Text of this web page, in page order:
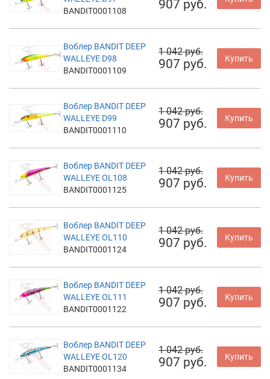
BANDIT0001108
907 руб.
Воблер BANDIT DEEP
WALLEYE D98
BANDIT0001109
1 042 руб.
907 руб. Купить
Воблер BANDIT DEEP
WALLEYE D99
BANDIT0001110
1 042 руб.
907 руб. Купить
Воблер BANDIT DEEP
WALLEYE OL108
BANDIT0001125
1 042 руб.
907 руб. Купить
Воблер BANDIT DEEP
WALLEYE OL110
BANDIT0001124
1 042 руб.
907 руб. Купить
Воблер BANDIT DEEP
WALLEYE OL111
BANDIT0001122
1 042 руб.
907 руб. Купить
Воблер BANDIT DEEP
WALLEYE OL120
BANDIT0001134
1 042 руб.
907 руб. Купить